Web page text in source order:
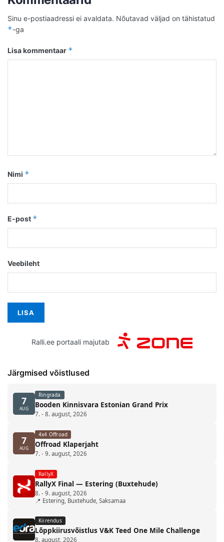
Sinu e-postiaadressi ei avaldata. Nõutavad väljad on tähistatud
*-ga
Lisa kommentaar *
Nimi *
E-post *
Veebileht
Ralli.ee portaali majutab
Järgmised võistlused
7
AUG
Ringrada
Booden Kinnisvara Estonian Grand Prix
7. - 8. august, 2026
7
AUG
4x4 Offroad
Offroad Klaperjaht
7. - 9. august, 2026
RallyX
RallyX Final — Estering (Buxtehude)
8. - 9. august, 2026
📍 Estering, Buxtehude, Saksamaa
Kiirendus
Lõppkiirusvõistlus V&K Teed One Mile Challenge
8. august, 2026